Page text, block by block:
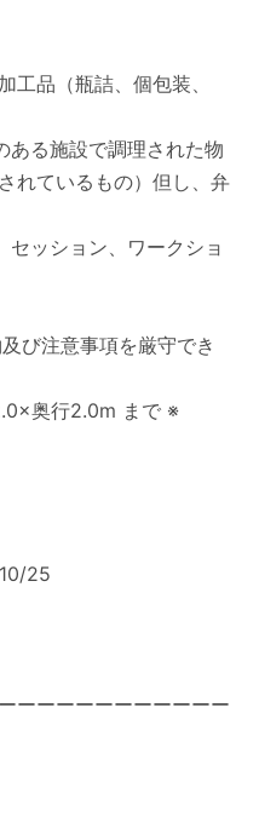
品（瓶詰、個包装、
る施設で調理された物
れているもの）但し、弁
ッション、ワークショ
び注意事項を厳守でき
奥行2.0m まで ※
25
ーーーーーーーーーーー